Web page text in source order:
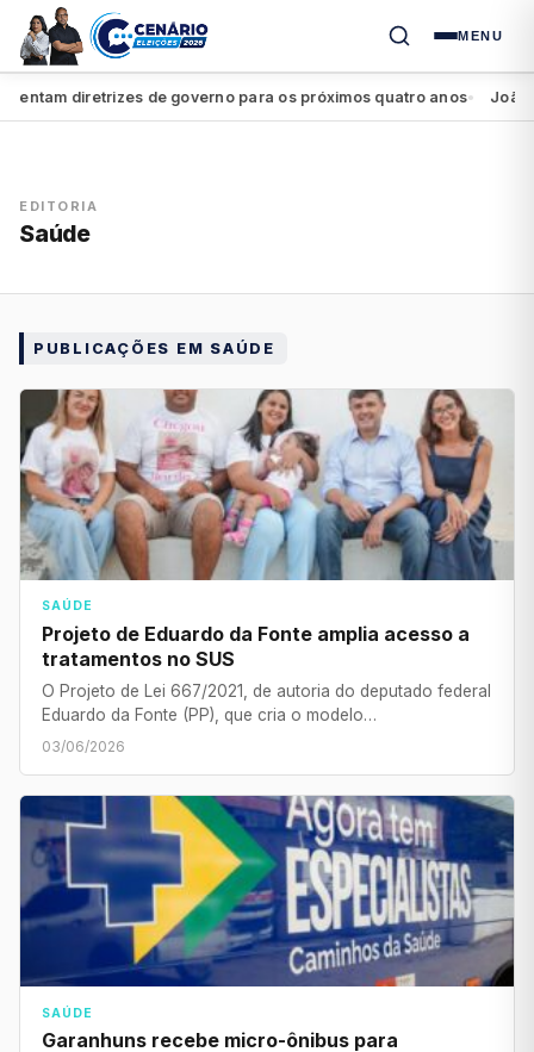
MENU
diretrizes de governo para os próximos quatro anos● João
EDITORIA
Saúde
PUBLICAÇÕES EM SAÚDE
SAÚDE
Projeto de Eduardo da Fonte amplia acesso a
tratamentos no SUS
O Projeto de Lei 667/2021, de autoria do deputado federal
Eduardo da Fonte (PP), que cria o modelo…
03/06/2026
SAÚDE
Garanhuns recebe micro-ônibus para